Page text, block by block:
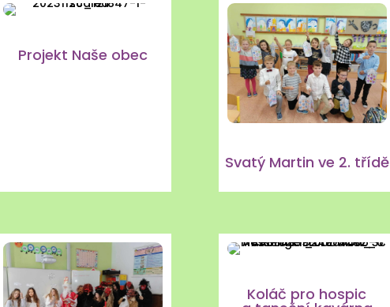
Projekt Naše obec
Svatý Martin ve 2. třídě
Koláč pro hospic